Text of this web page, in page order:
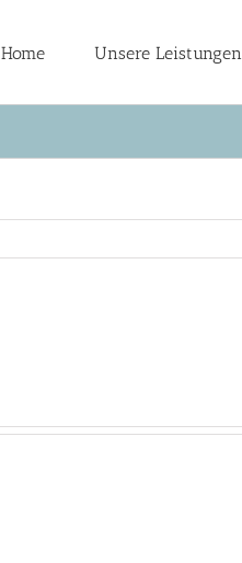
Home Unsere Leistungen